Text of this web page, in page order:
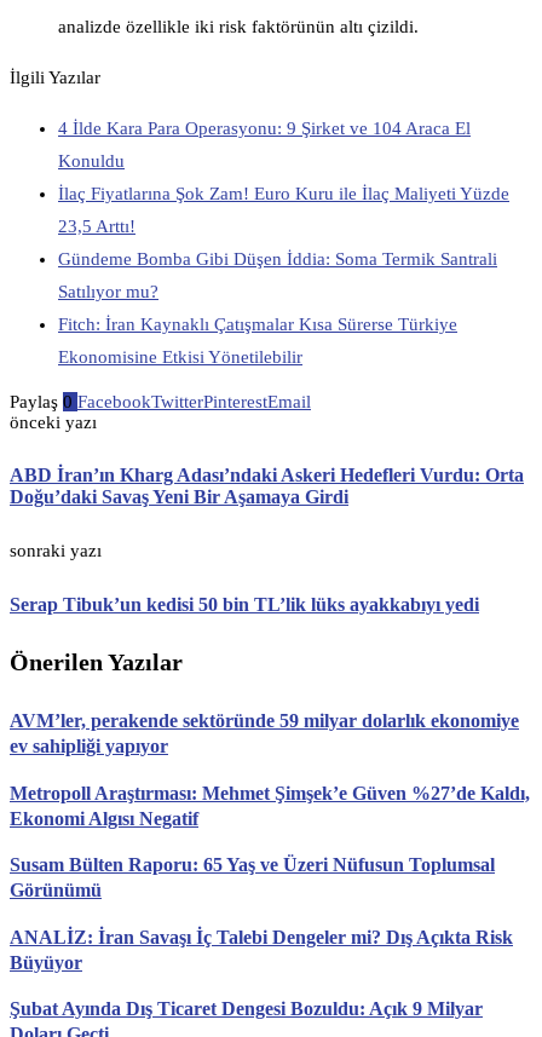
analizde özellikle iki risk faktörünün altı çizildi.
İlgili Yazılar
4 İlde Kara Para Operasyonu: 9 Şirket ve 104 Araca El
Konuldu
İlaç Fiyatlarına Şok Zam! Euro Kuru ile İlaç Maliyeti Yüzde
23,5 Arttı!
Gündeme Bomba Gibi Düşen İddia: Soma Termik Santrali
Satılıyor mu?
Fitch: İran Kaynaklı Çatışmalar Kısa Sürerse Türkiye
Ekonomisine Etkisi Yönetilebilir
Paylaş 0 FacebookTwitterPinterestEmail
önceki yazı
ABD İran’ın Kharg Adası’ndaki Askeri Hedefleri Vurdu: Orta
Doğu’daki Savaş Yeni Bir Aşamaya Girdi
sonraki yazı
Serap Tibuk’un kedisi 50 bin TL’lik lüks ayakkabıyı yedi
Önerilen Yazılar
AVM’ler, perakende sektöründe 59 milyar dolarlık ekonomiye
ev sahipliği yapıyor
Metropoll Araştırması: Mehmet Şimşek’e Güven %27’de Kaldı,
Ekonomi Algısı Negatif
Susam Bülten Raporu: 65 Yaş ve Üzeri Nüfusun Toplumsal
Görünümü
ANALİZ: İran Savaşı İç Talebi Dengeler mi? Dış Açıkta Risk
Büyüyor
Şubat Ayında Dış Ticaret Dengesi Bozuldu: Açık 9 Milyar